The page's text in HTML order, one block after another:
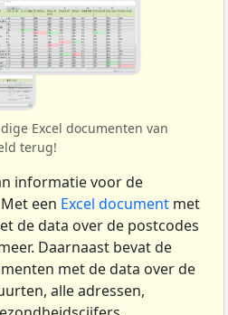
Excel documenten van
terug!
informatie voor de
een Excel document met
de data over de postcodes
Daarnaast bevat de
met de data over de
alle adressen,